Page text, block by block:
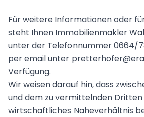
Für weitere Informationen oder
steht Ihnen Immobilienmakler
unter der Telefonnummer 0664/
per email unter
Verfügung.
Wir weisen darauf hin, dass
und dem zu vermittelnden
wirtschaftliches Naheverhältnis